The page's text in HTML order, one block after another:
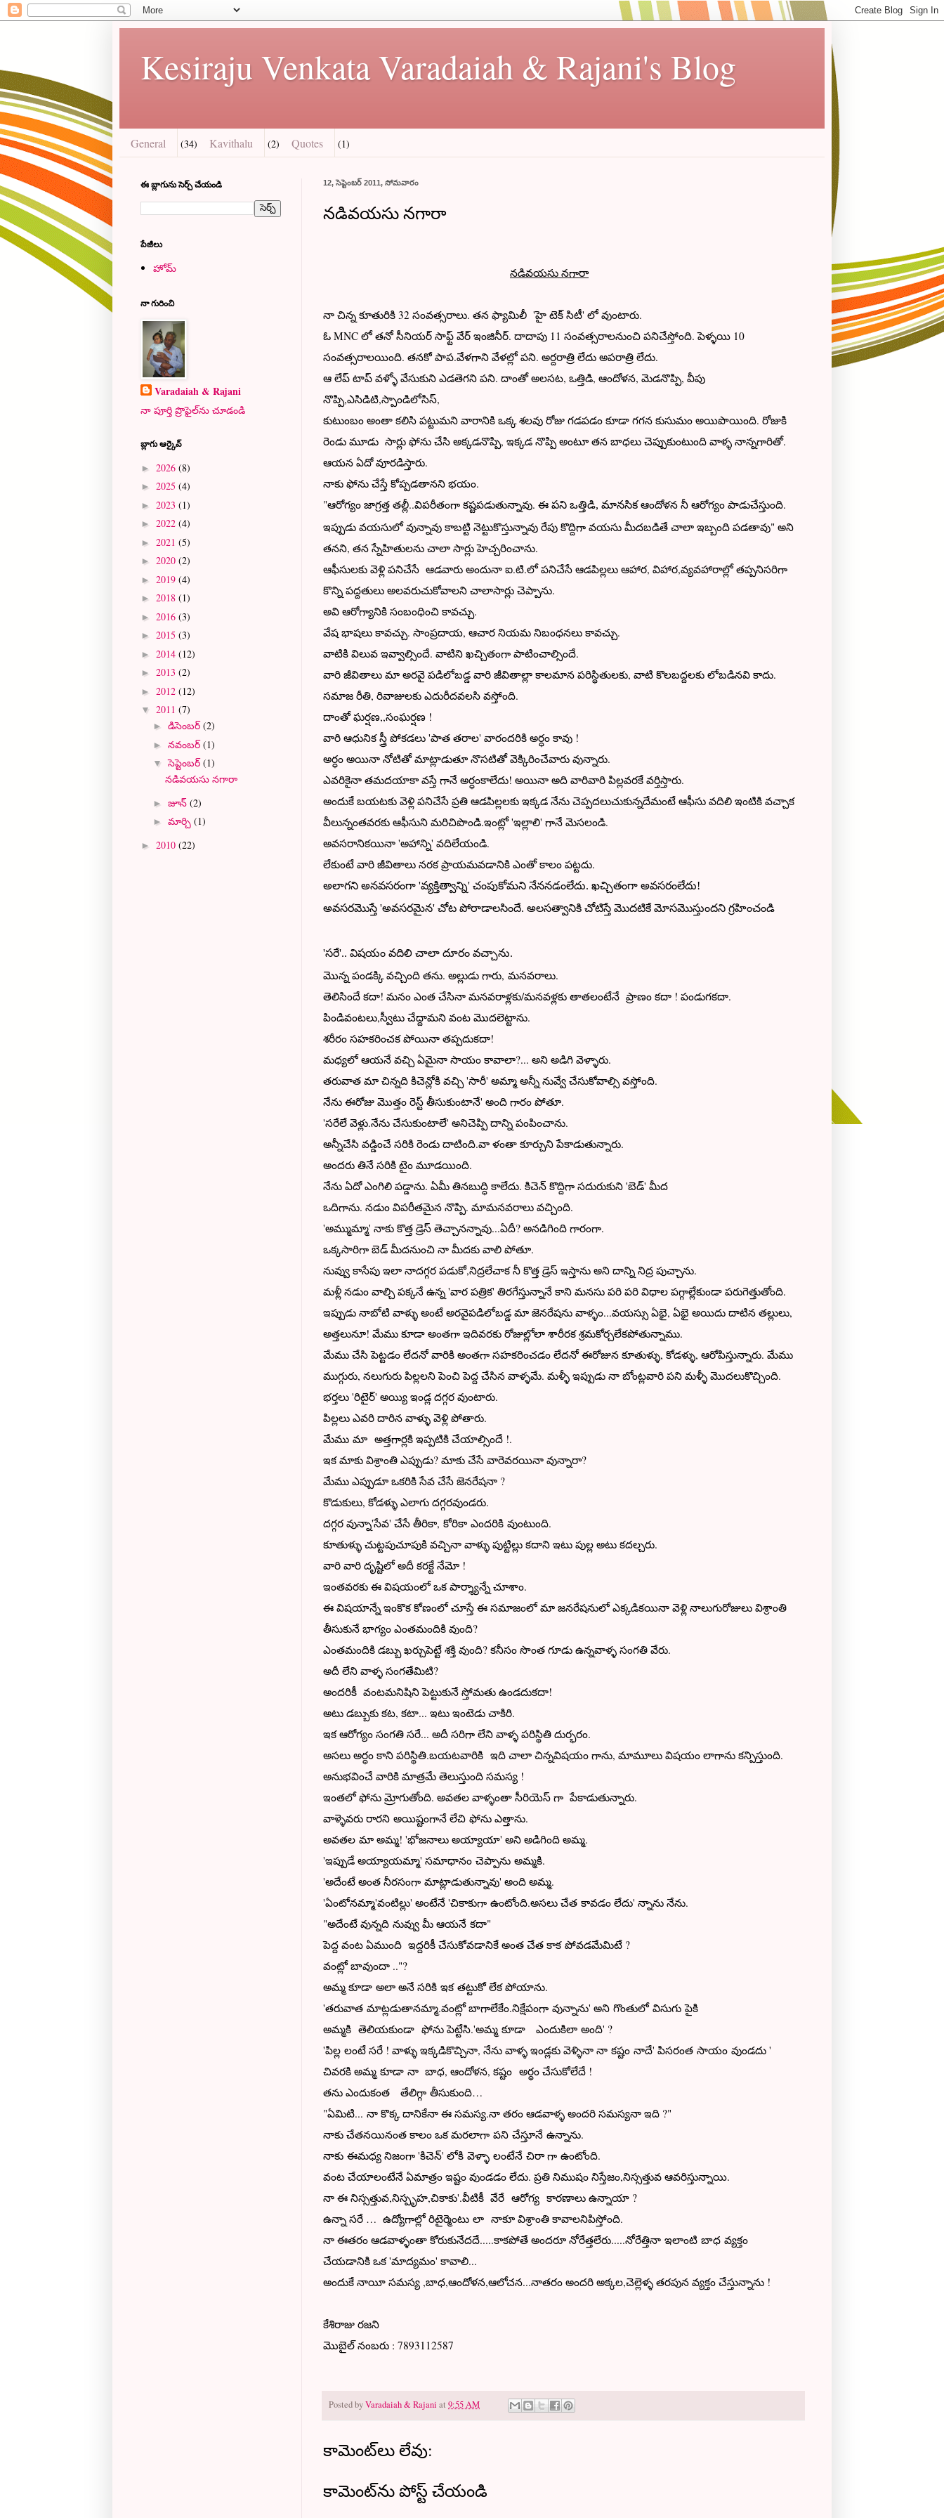
Kesiraju Venkata Varadaiah & Rajani's Blog
General (34) Kavithalu (2) Quotes (1)
12, సెప్టెంబర్ 2011, సోమవారం
నడివయసు నగారా
నడివయసు నగారా
నా చిన్న కూతురికి 32 సంవత్సరాలు. తన ఫ్యామిలీ 'హై టెక్ సిటీ' లో వుంటారు.
ఓ MNC లో తనో సీనియర్ సాఫ్ట్ వేర్ ఇంజినీర్. దాదాపు 11 సంవత్సరాలనుంచి పనిచేస్తోంది. పెళ్ళయి 10
సంవత్సరాలయింది. తనకో పాప.వేళగాని వేళల్లో పని. అర్దరాత్రి లేదు అపరాత్రి లేదు.
ఆ లేప్ టాప్ వళ్ళో వేసుకుని ఎడతెగని పని. దాంతో అలసట, ఒత్తిడి, ఆందోళన, మెడనొప్పి, వీపు
నొప్పి,ఎసిడిటి,స్పాండిలోసిస్,
కుటుంబం అంతా కలిసి పట్టుమని వారానికి ఒక్క శలవు రోజు గడపడం కూడా గగన కుసుమం అయిపొయింది. రోజుకి
రెండు మూడు సార్లు ఫోను చేసి అక్కడనొప్పి, ఇక్కడ నొప్పి అంటూ తన బాధలు చెప్పుకుంటుంది వాళ్ళ నాన్నగారితో.
ఆయన ఏదో వూరడిస్తారు.
నాకు ఫోను చేస్తే కోప్పడతానని భయం.
"ఆరోగ్యం జాగ్రత్త తల్లీ..విపరీతంగా కష్టపడుతున్నావు. ఈ పని ఒత్తిడి, మానసికఆందోళన నీ ఆరోగ్యం పాడుచేస్తుంది.
ఇప్పుడు వయసులో వున్నావు కాబట్టి నెట్టుకొస్తున్నావు రేపు కొద్దిగా వయసు మీదబడితే చాలా ఇబ్బంది పడతావు" అని
తనని, తన స్నేహితులను చాలా సార్లు హెచ్చరించాను.
ఆఫీసులకు వెళ్లి పనిచేసే ఆడవారు అందునా ఐ.టి.లో పనిచేసే ఆడపిల్లలు ఆహార, విహార,వ్యవహారాల్లో తప్పనిసరిగా
కొన్ని పద్దతులు అలవరుచుకోవాలని చాలాసార్లు చెప్పాను.
అవి ఆరోగ్యానికి సంబంధించి కావచ్చు.
వేష భాషలు కావచ్చు. సాంప్రదాయ, ఆచార నియమ నిబంధనలు కావచ్చు.
వాటికి విలువ ఇవ్వాల్సిందే. వాటిని ఖచ్చితంగా పాటించాల్సిందే.
వారి జీవితాలు మా అరవై పడిలోబడ్డ వారి జీవితాల్లా కాలమాన పరిస్థితులకు, వాటి కొలబద్దలకు లోబడినవి కాదు.
సమాజ రీతి, రివాజులకు ఎదురీదవలసి వస్తోంది.
దాంతో ఘర్షణ,,సంఘర్షణ !
వారి ఆధునిక స్త్రీ పోకడలు 'పాత తరాల' వారందరికి అర్ధం కావు !
అర్ధం అయినా నోటితో మాట్లాడుతూ నొసటితో వెక్కిరించేవారు వున్నారు.
ఎవరికైనా తమదయాకా వస్తే గానే అర్ధంకాలేదు! అయినా అది వారివారి పిల్లవరకే వర్తిస్తారు.
అందుకే బయటకు వెళ్లి పనిచేసే ప్రతి ఆడపిల్లలకు ఇక్కడ నేను చెప్పదలుచుకున్నదేమంటే ఆఫీసు వదిలి ఇంటికి వచ్చాక
వీలున్నంతవరకు ఆఫీసుని మరిచిపొండి.ఇంట్లో 'ఇల్లాలి' గానే మెసలండి.
అవసరానికయినా 'అహాన్ని' వదిలేయండి.
లేకుంటే వారి జీవితాలు నరక ప్రాయమవడానికి ఎంతో కాలం పట్టదు.
అలాగని అనవసరంగా 'వ్యక్తిత్వాన్ని' చంపుకోమని నేననడంలేదు. ఖచ్చితంగా అవసరంలేదు!
అవసరమొస్తే 'అవసరమైన' చోట పోరాడాలసిందే. అలసత్వానికి చోటిస్తే మొదటికే మోసమొస్తుందని గ్రహించండి
'సరే'.. విషయం వదిలి చాలా దూరం వచ్చాను.
మొన్న పండక్కి వచ్చింది తను. అల్లుడు గారు, మనవరాలు.
తెలిసిందే కదా! మనం ఎంత చేసినా మనవరాళ్లకు/మనవళ్లకు తాతలంటేనే ప్రాణం కదా ! పండుగకదా.
పిండివంటలు,స్వీటు చేద్దామని వంట మొదలెట్టాను.
శరీరం సహకరించక పోయినా తప్పదుకదా!
మధ్యలో ఆయనే వచ్చి ఏమైనా సాయం కావాలా?... అని అడిగి వెళ్ళారు.
తరువాత మా చిన్నది కిచెన్లోకి వచ్చి 'సారీ' అమ్మా అన్నీ నువ్వే చేసుకోవాల్సి వస్తోంది.
నేను ఈరోజు మొత్తం రెస్ట్ తీసుకుంటానే' అంది గారం పోతూ.
'సరేలే వెళ్లు.నేను చేసుకుంటాలే' అనిచెప్పి దాన్ని పంపించాను.
అన్నీచేసి వడ్డించే సరికి రెండు దాటింది.వా ళంతా కూర్చుని పేకాడుతున్నారు.
అందరు తినే సరికి టైం మూడయింది.
నేను ఏదో ఎంగిలి పడ్డాను. ఏమీ తినబుద్ధి కాలేదు. కిచెన్ కొద్దిగా సదురుకుని 'బెడ్' మీద
ఒదిగాను. నడుం విపరీతమైన నొప్పి. మామనవరాలు వచ్చింది.
'అమ్ముమ్మా' నాకు కొత్త డ్రెస్ తెచ్చానన్నావు...ఏదీ? అనడిగింది గారంగా.
ఒక్కసారిగా బెడ్ మీదనుంచి నా మీదకు వాలి పోతూ.
నువ్వు కాసేపు ఇలా నాదగ్గర పడుకో,నిద్రలేచాక నీ కొత్త డ్రెస్ ఇస్తాను అని దాన్ని నిద్ర పుచ్చాను.
మళ్లీ నడుం వాల్చి పక్కనే ఉన్న 'వార పత్రిక' తిరగేస్తున్నానే కాని మనసు పరి పరి విధాల పగ్గాల్లేకుండా పరుగెత్తుతోంది.
ఇప్పుడు నాబోటి వాళ్ళు అంటే అరవైపడిలోబడ్డ మా జెనరేషను వాళ్ళం...వయస్సు ఏభై, ఏభై అయిదు దాటిన తల్లులు,
అత్తలునూ! మేము కూడా అంతగా ఇదివరకు రోజుల్లోలా శారీరక శ్రమకోర్చలేకపోతున్నాము.
మేము చేసి పెట్టడం లేదనో వారికి అంతగా సహకరించడం లేదనో ఈరోజున కూతుళ్ళు, కోడళ్ళు, ఆరోపిస్తున్నారు. మేము
ముగ్గురు, నలుగురు పిల్లలని పెంచి పెద్ద చేసిన వాళ్ళమే. మళ్ళీ ఇప్పుడు నా బోంట్లవారి పని మళ్ళీ మొదలుకొచ్చింది.
భర్తలు 'రిటైర్' అయ్యి ఇండ్ల దగ్గర వుంటారు.
పిల్లలు ఎవరి దారిన వాళ్ళు వెళ్లి పోతారు.
మేము మా అత్తగార్లకి ఇప్పటికి చేయాల్సిందే !.
ఇక మాకు విశ్రాంతి ఎప్పుడు? మాకు చేసే వారెవరయినా వున్నారా?
మేము ఎప్పుడూ ఒకరికి సేవ చేసే జెనరేషనా ?
కొడుకులు, కోడళ్ళు ఎలాగు దగ్గరవుండరు.
దగ్గర వున్నా'సేవ' చేసే తీరికా, కోరికా ఎందరికి వుంటుంది.
కూతుళ్ళు చుట్టపుచూపుకి వచ్చినా వాళ్ళు పుట్టిల్లు కదాని ఇటు పుల్ల అటు కదల్చరు.
వారి వారి దృష్టిలో అదీ కరక్టే నేమో !
ఇంతవరకు ఈ విషయంలో ఒక పార్శ్యాన్నే చూశాం.
ఈ విషయాన్నే ఇంకొక కోణంలో చూస్తే ఈ సమాజంలో మా జనరేషనులో ఎక్కడికయినా వెళ్లి నాలుగురోజులు విశ్రాంతి
తీసుకునే భాగ్యం ఎంతమందికి వుంది?
ఎంతమందికి డబ్బు ఖర్చుపెట్టే శక్తి వుంది? కనీసం సొంత గూడు ఉన్నవాళ్ళ సంగతి వేరు.
అదీ లేని వాళ్ళ సంగతేమిటి?
అందరికీ వంటమనిషిని పెట్టుకునే స్తోమతు ఉండదుకదా!
అటు డబ్బుకు కట, కటా... ఇటు ఇంటెడు చాకిరి.
ఇక ఆరోగ్యం సంగతి సరే... అదీ సరిగా లేని వాళ్ళ పరిస్థితి దుర్భరం.
అసలు అర్ధం కాని పరిస్థితి.బయటవారికి ఇది చాలా చిన్నవిషయం గాను, మామూలు విషయం లాగాను కన్పిస్తుంది.
అనుభవించే వారికి మాత్రమే తెలుస్తుంది సమస్య !
ఇంతలో ఫోను మ్రోగుతోంది. అవతల వాళ్ళంతా సీరియెస్ గా పేకాడుతున్నారు.
వాళ్ళెవరు రారని అయిష్టంగానే లేచి ఫోను ఎత్తాను.
అవతల మా అమ్మ! 'భోజనాలు అయ్యాయా' అని అడిగింది అమ్మ.
'ఇప్పుడే అయ్యాయమ్మా' సమాధానం చెప్పాను అమ్మకి.
'అదేంటే అంత నీరసంగా మాట్లాడుతున్నావు' అంది అమ్మ.
'ఏంటోనమ్మా'వంటిల్లు' అంటేనే 'చికాకుగా ఉంటోంది.అసలు చేత కావడం లేదు' న్నాను నేను.
"అదేంటే వున్నది నువ్వు మీ ఆయనే కదా"
పెద్ద వంట ఏముంది ఇద్దరికీ చేసుకోవడానికే అంత చేత కాక పోవడమేమిటే ?
వంట్లో బావుందా .."?
అమ్మ కూడా అలా అనే సరికి ఇక తట్టుకో లేక పోయాను.
'తరువాత మాట్లడుతానమ్మా.వంట్లో బాగాలేకేం.నిక్షేపంగా వున్నాను' అని గొంతులో విసుగు పైకి
అమ్మకి తెలియకుండా ఫోను పెట్టేసి.'అమ్మ కూడా ఎందుకిలా అంది' ?
'పిల్ల లంటే సరే ! వాళ్ళు ఇక్కడికొచ్చినా, నేను వాళ్ళ ఇండ్లకు వెళ్ళినా నా కష్టం నాదే' పిసరంత సాయం వుండదు '
చివరకి అమ్మ కూడా నా బాధ, ఆందోళన, కష్టం అర్ధం చేసుకోలేదే !
తను ఎందుకంత తేలిగ్గా తీసుకుంది…
"ఏమిటి... నా కొక్క దానికేనా ఈ సమస్య.నా తరం ఆడవాళ్ళ అందరి సమస్యనా ఇది ?"
నాకు చేతనయినంత కాలం ఒక మరలాగా పని చేస్తూనే ఉన్నాను.
నాకు ఈమధ్య నిజంగా 'కిచెన్' లోకి వెళ్ళా లంటేనే చిరా గా ఉంటోంది.
వంట చేయాలంటేనే ఏమాత్రం ఇష్టం వుండడం లేదు. ప్రతి నిముషం నిస్తేజం,నిస్సత్తువ ఆవరిస్తున్నాయి.
నా ఈ నిస్సత్తువ,నిస్పృహ,చికాకు'.వీటికీ వేరే ఆరోగ్య కారణాలు ఉన్నాయా ?
ఉన్నా సరే … ఉద్యోగాల్లో రిటైర్మెంటు లా నాకూ విశ్రాంతి కావాలనిపిస్తోంది.
నా ఈతరం ఆడవాళ్ళంతా కోరుకునేదదే.....కాకపోతే అందరూ నోరేత్తలేరు.....నోరేత్తినా ఇలాంటి బాధ వ్యక్తం
చేయడానికి ఒక 'మాద్యమం' కావాలి...
అందుకే నాయీ సమస్య ,బాధ,ఆందోళన,ఆలోచన...నాతరం అందరి అక్కల,చెల్లెళ్ళ తరపున వ్యక్తం చేస్తున్నాను !
కేశిరాజు రజని
మొబైల్ నంబరు : 7893112587
Posted byVaradaiah & Rajani at 9:55 AM
కామెంట్‌లు లేవు:
కామెంట్‌ను పోస్ట్ చేయండి
ఈ బ్లాగును సెర్చ్ చేయండి
పేజీలు
హోమ్
నా గురించి
Varadaiah & Rajani
నా పూర్తి ప్రొఫైల్‌ను చూడండి
బ్లాగు ఆర్కైవ్
► 2026 (8)
► 2025 (4)
► 2023 (1)
► 2022 (4)
► 2021 (5)
► 2020 (2)
► 2019 (4)
► 2018 (1)
► 2016 (3)
► 2015 (3)
► 2014 (12)
► 2013 (2)
► 2012 (12)
▼ 2011 (7)
► డిసెంబర్(2)
► నవంబర్(1)
▼సెప్టెంబర్(1)
నడివయసు నగారా
► జూన్ (2)
► మార్చి (1)
► 2010 (22)